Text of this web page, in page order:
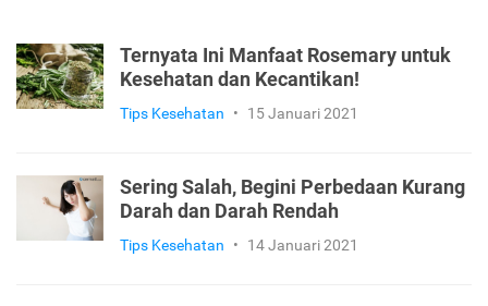
Ternyata Ini Manfaat Rosemary untuk
Kesehatan dan Kecantikan!
Tips Kesehatan • 15 Januari 2021
Sering Salah, Begini Perbedaan Kurang
Darah dan Darah Rendah
Tips Kesehatan • 14 Januari 2021